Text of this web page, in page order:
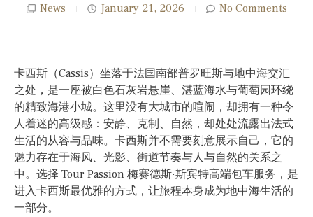
News January 21, 2026 No Comments
卡西斯（Cassis）坐落于法国南部普罗旺斯与地中海交汇
之处，是一座被白色石灰岩悬崖、湛蓝海水与葡萄园环绕
的精致海港小城。这里没有大城市的喧闹，却拥有一种令
人着迷的高级感：安静、克制、自然，却处处流露出法式
生活的从容与品味。卡西斯并不需要刻意展示自己，它的
魅力存在于海风、光影、街道节奏与人与自然的关系之
中。选择 Tour Passion 梅赛德斯·斯宾特高端包车服务，是
进入卡西斯最优雅的方式，让旅程本身成为地中海生活的
一部分。